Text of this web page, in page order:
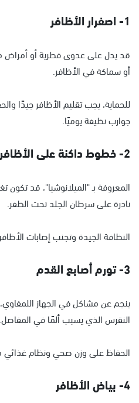
1- اصفرار الأظافر
قد يدل على عدوى فطرية أو أمراض
أو سماكة في الأظافر.
للحماية، يجب تقليم الأظافر جيدًا
جوارب نظيفة يوميًا.
2- خطوط داكنة على الأظافر
المعروفة بـ "الميلانوشيا"، قد تكون
نادرة على سرطان الجلد تحت الظفر.
النظافة الجيدة وتجنب إصابات
3- تورم أصابع القدم
ينجم عن مشاكل في الجهاز
النقرس الذي يسبب ألمًا في المفاصل.
الحفاظ على وزن صحي ونظام غذائي
4- بياض الأظافر